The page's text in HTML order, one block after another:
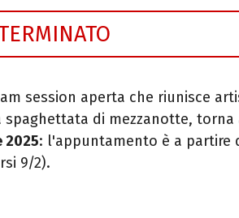
session aperta che riunisce
di mezzanotte, torna
2025: l'appuntamento è a partire
9/2).